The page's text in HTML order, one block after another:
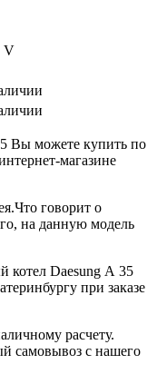
V
Вы можете купить по
магазине
говорит о
на данную модель
котел Daesung А 35
при заказе
расчету.
самовывоз с нашего